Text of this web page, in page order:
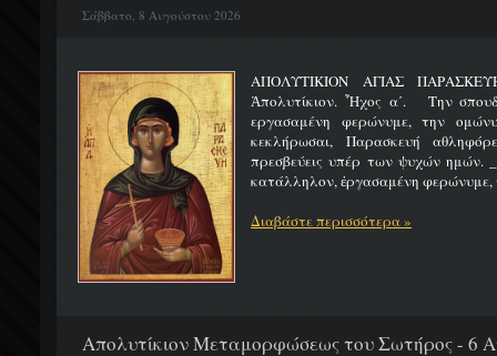
Σάββατο, 8 Αυγούστου 2026
ΑΠΟΛΥΤΙΚΙΟΝ ΑΓΙΑΣ
Ἀπολυτίκιον. Ἦχος α΄. Την
εργασαμένη φερώνυμε, την
κεκλήρωσαι, Παρασκευή
πρεσβεύεις υπέρ των ψυχών ημών.
κατάλληλον, ἐργασαμένη φερώνυμε,
Διαβάστε περισσότερα »
Απολυτίκιον Μεταμορφώσεως του Σωτήρος - 6